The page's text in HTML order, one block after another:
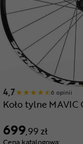
4,7 6 opinii
Koło tylne MAVIC
699,99 zł
Cena katalogowa: